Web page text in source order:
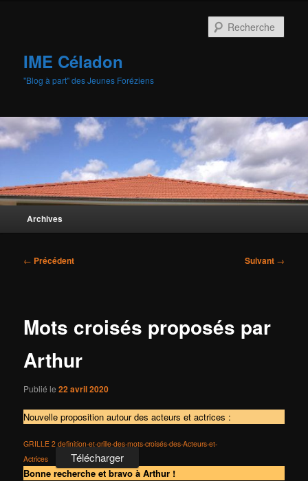
IME Céladon
"Blog à part" des Jeunes Foréziens
Archives
Navigation
← Précédent Suivant →
Mots croisés proposés par
Arthur
Publié le22 avril 2020
Nouvelle proposition autour des acteurs et actrices :
GRILLE 2 definition-et-grille-des-mots-croisés-des-Acteurs-et-
Actrices
Télécharger
Bonne recherche et bravo à Arthur !